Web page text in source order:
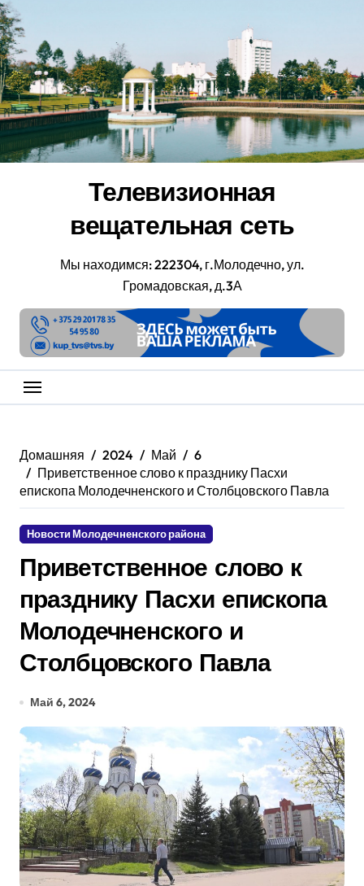
Перейти
к
содержанию
Телевизионная
вещательная сеть
Мы находимся: 222304, г.Молодечно, ул.
Громадовская, д.3А
Домашняя 2024 Май
6
Приветственное слово к празднику Пасхи
епископа Молодечненского и Столбцовского Павла
Новости Молодечненского района
Приветственное слово к
празднику Пасхи епископа
Молодечненского и
Столбцовского Павла
Май 6, 2024